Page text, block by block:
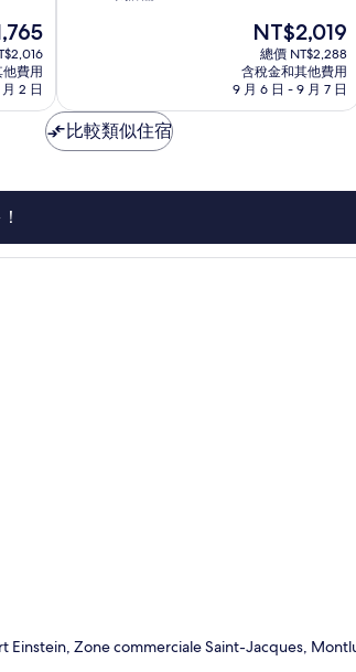
費用
2 日
夠
讚，
114
評
現
在
價
格
為
NT$2,019
總價 NT$2,288
含稅金和其他費用
9 月 6 日 - 9 月 7 日
比較類似住宿
Einstein, Zone commerciale Saint-Jacques,